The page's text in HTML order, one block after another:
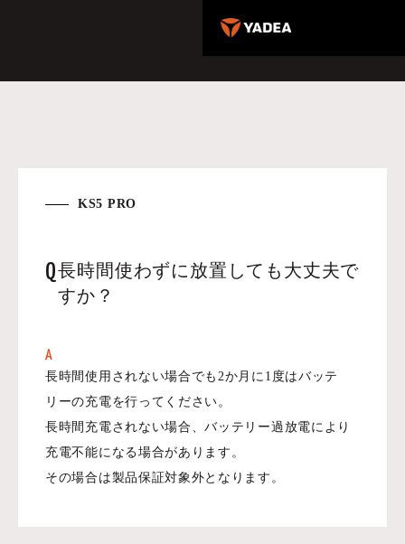
KS5 PRO
Q長時間使わずに放置しても大丈夫で
すか？
A
長時間使用されない場合でも2か月に1度はバッテ
リーの充電を行ってください。
長時間充電されない場合、バッテリー過放電により
充電不能になる場合があります。
その場合は製品保証対象外となります。